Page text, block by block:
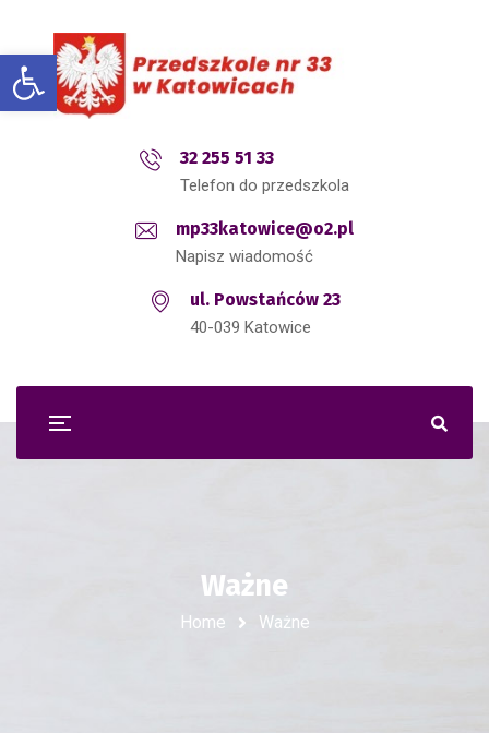
Open toolbar
32 255 51 33
Telefon do przedszkola
mp33katowice@o2.pl
Napisz wiadomość
ul. Powstańców 23
40-039 Katowice
Ważne
Home Ważne